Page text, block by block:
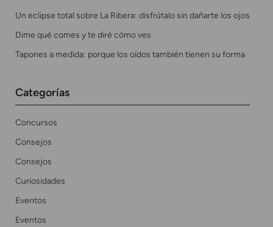
Un eclipse total sobre La Ribera: disfrútalo sin dañarte los ojos
Dime qué comes y te diré cómo ves
Tapones a medida: porque los oídos también tienen su forma
Categorías
Concursos
Consejos
Consejos
Curiosidades
Eventos
Eventos